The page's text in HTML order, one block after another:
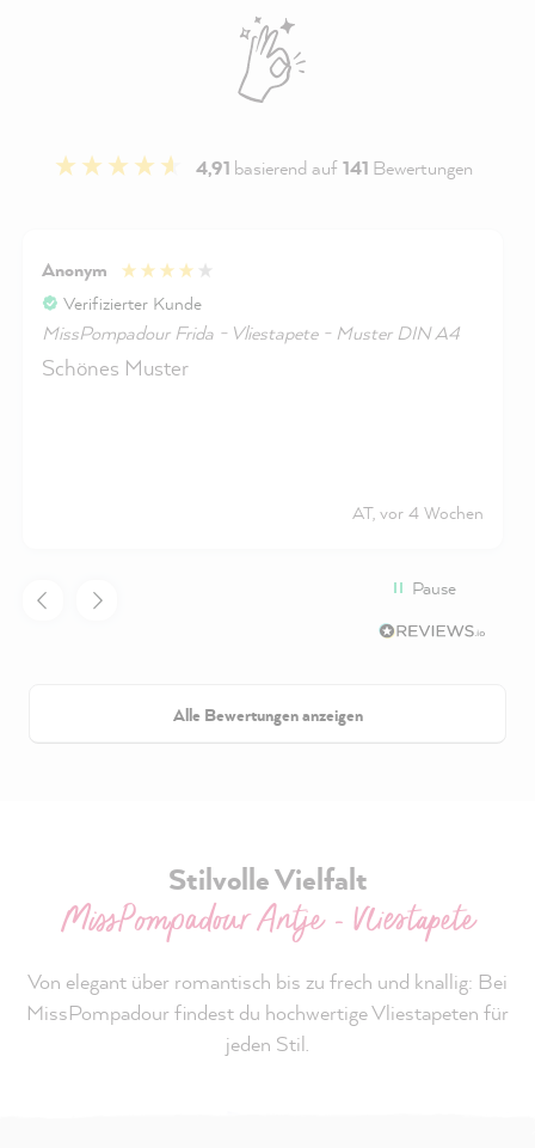
4,91 basierend auf141 Bewertungen
Anonym
Verifizierter Kunde
MissPompadour Frida - Vliestapete - Muster DIN A4
Schönes Muster
AT, vor 4 Wochen
Pause
Alle Bewertungen anzeigen
Stilvolle Vielfalt
MissPompadour Antje - Vliestapete
Von elegant über romantisch bis zu frech und knallig: Bei
MissPompadour findest du hochwertige Vliestapeten für
jeden Stil.